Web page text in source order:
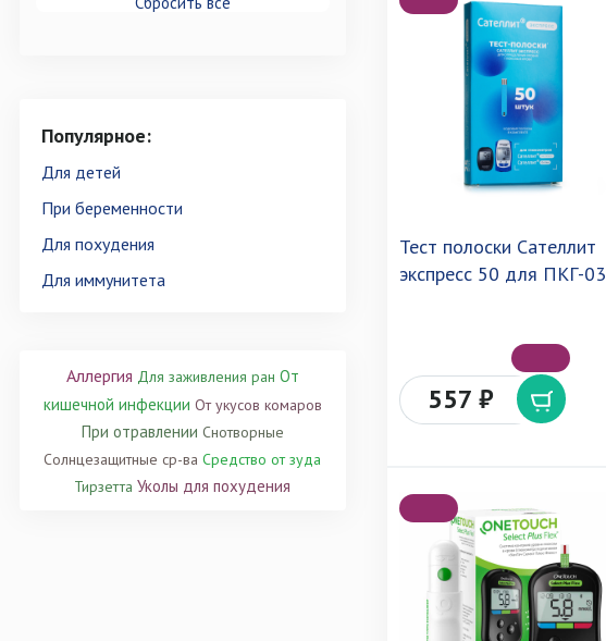
Популярное:
Для детей
При беременности
Для похудения
Для иммунитета
Аллергия Для заживления ран От
кишечной инфекции От укусов комаров
При отравлении Снотворные
Солнцезащитные ср-ва Средство от зуда
Тирзетта Уколы для похудения
Тест полоски Сателлит
экспресс 50 для ПКГ-03
557 ₽